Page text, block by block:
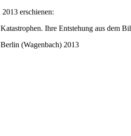
2013 erschienen:
Katastrophen. Ihre Entstehung aus dem
Berlin (Wagenbach) 2013